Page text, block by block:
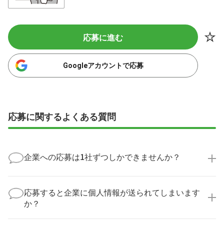
応募に進む
Googleアカウントで応募
応募に関するよくある質問
企業への応募は1社ずつしかできませんか？
実際に医療キャリアナビを利用して転職に成功した方
の多くは、複数応募して自分に合った職場を選ばれて
います。
応募すると企業に個人情報が送られてしまいます
か？